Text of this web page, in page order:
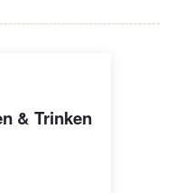
& Trinken